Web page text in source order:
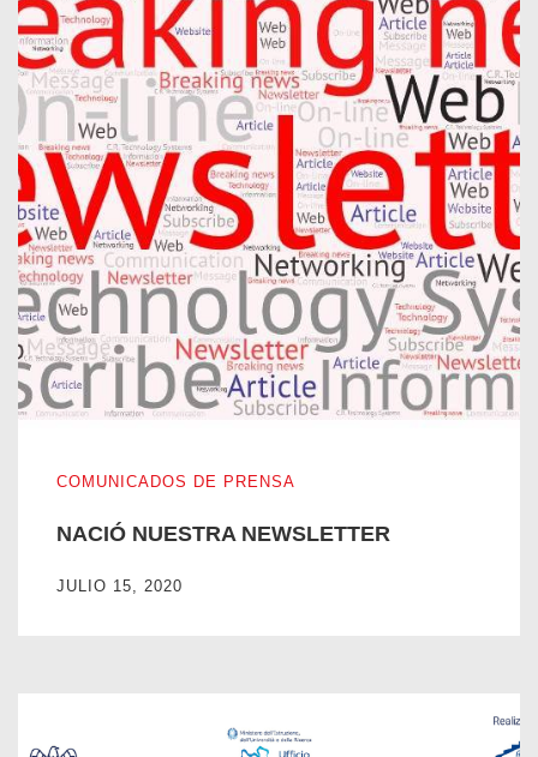
COMUNICADOS DE PRENSA
NACIÓ NUESTRA NEWSLETTER
JULIO 15, 2020